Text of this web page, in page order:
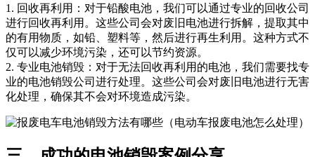
1. 回收再利用：对于铅酸电池，我们可以通过专业的回收公司
进行回收再利用。这些公司会对废旧电池进行拆解，提取其中
的有用物质，如铅、塑料等，然后进行再生利用。这种方式不
仅可以减少环境污染，还可以节约资源。
2. 专业电池销毁：对于无法回收再利用的电池，我们需要找专
业的电池销毁公司进行处理。这些公司会对废旧电池进行无害
化处理，确保其不会对环境造成污染。